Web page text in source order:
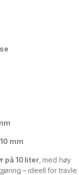
mm
på 10 liter, med høy
– ideell for travle